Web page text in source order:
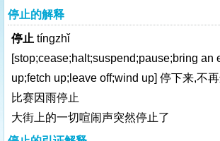
停止的解释
停止 tíngzhǐ
[stop;cease;halt;suspend;pause;bring an
up;fetch up;leave off;wind up] 停下来,不
比赛因雨停止
大街上的一切喧闹声突然停止了